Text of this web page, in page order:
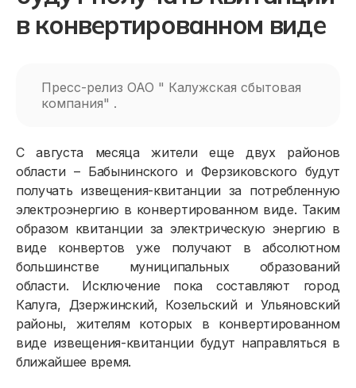
в конвертированном виде
Пресс-релиз ОАО " Калужская сбытовая
компания" .
С августа месяца жители еще двух районов
области – Бабынинского и Ферзиковского будут
получать извещения-квитанции за потребленную
электроэнергию в конвертированном виде. Таким
образом квитанции за электрическую энергию в
виде конвертов уже получают в абсолютном
большинстве муниципальных образований
области. Исключение пока составляют город
Калуга, Дзержинский, Козельский и Ульяновский
районы, жителям которых в конвертированном
виде извещения-квитанции будут направляться в
ближайшее время.